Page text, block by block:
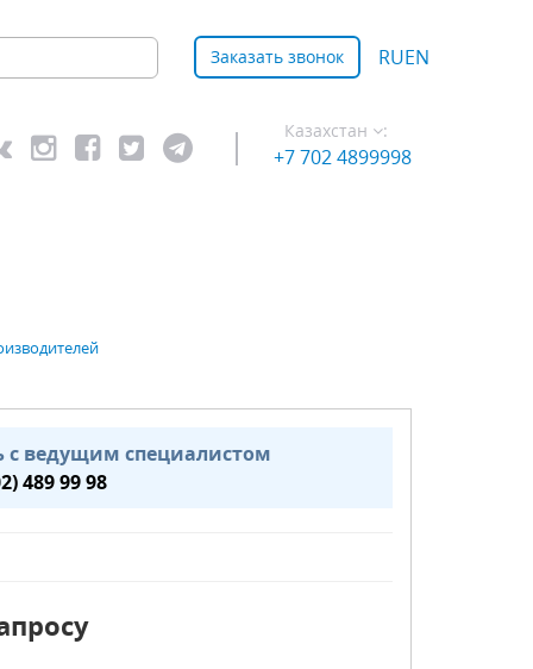
Заказать звонок RUEN
Казахстан :
+7 702 4899998
с ведущим специалистом
489 99 98